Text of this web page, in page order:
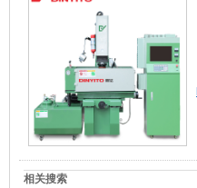
相关搜索